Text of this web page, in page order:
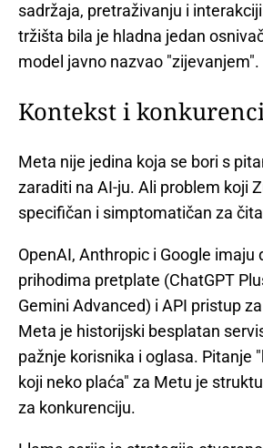
sadržaja, pretraživanju i
tržišta bila je hladna jedan
model javno nazvao "zijevanjem".
Kontekst i
Meta nije jedina koja se bori s
zaraditi na AI-ju. Ali problem koji
specifičan i simptomatičan za
OpenAI, Anthropic i Google imaju
prihodima pretplate (ChatGPT
Gemini Advanced) i API pristup
Meta je historijski besplatan
pažnje korisnika i oglasa. Pitanje
koji neko plaća" za Metu je
za konkurenciju.